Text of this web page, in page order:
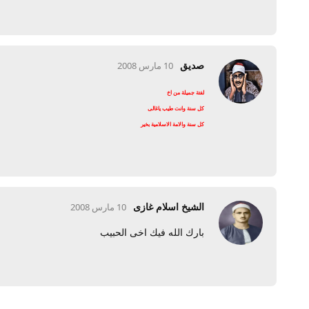
صديق 10 مارس 2008
لفتة جميلة من اخ
كل سنة وانت طيب ياغالى
كل سنة والامة الاسلامية بخير
الشيخ اسلام غازى 10 مارس 2008
بارك الله فيك اخى الحبيب